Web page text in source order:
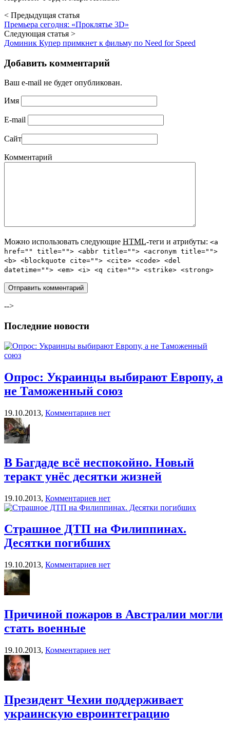
< Предыдущая статья
Премьера сегодня: «Проклятье 3D»
Следующая статья >
Доминик Купер примкнет к фильму по Need for Speed
Добавить комментарий
Ваш e-mail не будет опубликован.
Имя
E-mail
Сайт
Комментарий
Можно использовать следующие HTML-теги и атрибуты: <a
href="" title=""> <abbr title=""> <acronym title="">
<b> <blockquote cite=""> <cite> <code> <del
datetime=""> <em> <i> <q cite=""> <strike> <strong>
-->
Последние новости
Опрос: Украинцы выбирают Европу, а
не Таможенный союз
19.10.2013, Комментариев нет
В Багдаде всё неспокойно. Новый
теракт унёс десятки жизней
19.10.2013, Комментариев нет
Страшное ДТП на Филиппинах.
Десятки погибших
19.10.2013, Комментариев нет
Причиной пожаров в Австралии могли
стать военные
19.10.2013, Комментариев нет
Президент Чехии поддерживает
украинскую евроинтеграцию